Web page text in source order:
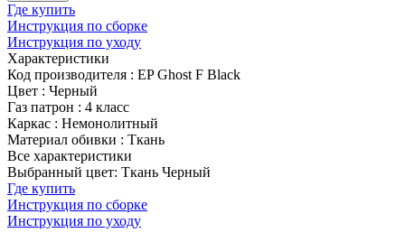
Где купить
Инструкция по сборке
Инструкция по уходу
Характеристики
Код производителя : EP Ghost F Black
Цвет : Черный
Газ патрон : 4 класс
Каркас : Немонолитный
Материал обивки : Ткань
Все характеристики
Выбранный цвет: Ткань Черный
Где купить
Инструкция по сборке
Инструкция по уходу